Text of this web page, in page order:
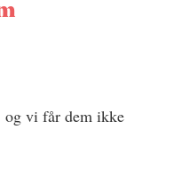
og vi får dem ikke